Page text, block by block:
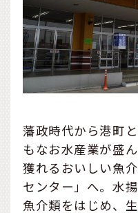
藩政時代から港町
もなお水産業が盛
獲れるおいしい魚
センター」へ。水
魚介類をはじめ、